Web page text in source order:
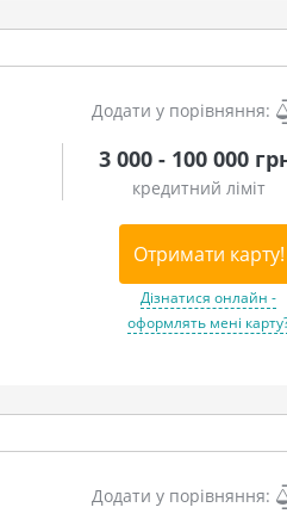
Додати у порівняння:
3 000 - 100 000
кредитний ліміт
Отримати карту!
Дізнатися онлайн -
оформлять мені
Додати у порівняння: